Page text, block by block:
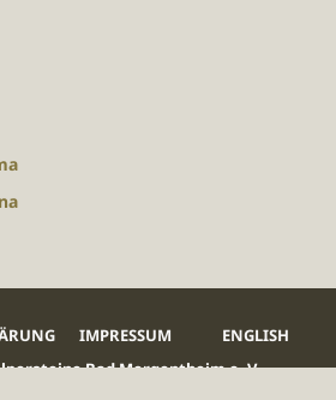
IMPRESSUM
ENGLISH
Bad Mergentheim e. V.